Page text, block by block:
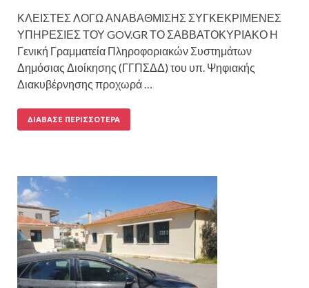
ΚΛΕΙΣΤΕΣ ΛΟΓΩ ΑΝΑΒΑΘΜΙΣΗΣ ΣΥΓΚΕΚΡΙΜΕΝΕΣ
ΥΠΗΡΕΣΙΕΣ ΤΟΥ GOV.GR ΤΟ ΣΑΒΒΑΤΟΚΥΡΙΑΚΟ Η
Γενική Γραμματεία Πληροφοριακών Συστημάτων
Δημόσιας Διοίκησης (ΓΓΠΣΔΔ) του υπ. Ψηφιακής
Διακυβέρνησης προχωρά …
ΔΙΆΒΑΣΕ ΠΕΡΙΣΣΌΤΕΡΑ